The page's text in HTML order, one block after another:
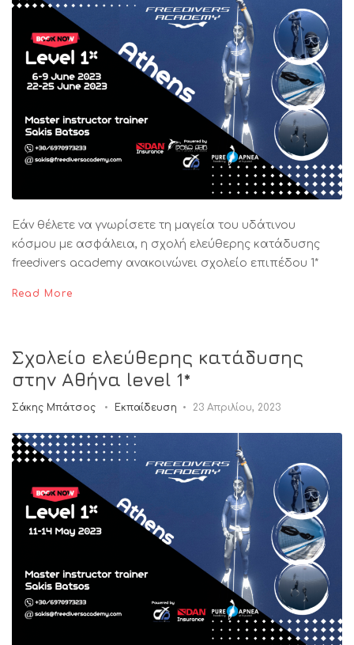
Εάν θέλετε να γνωρίσετε τη μαγεία του υδάτινου
κόσμου με ασφάλεια, η σχολή ελεύθερης κατάδυσης
freedivers academy ανακοινώνει σχολείο επιπέδου 1*
Read More
Σχολείο ελεύθερης κατάδυσης
στην Αθήνα level 1*
Σάκης Μπάτσος Εκπαίδευση 23 Απριλίου, 2023